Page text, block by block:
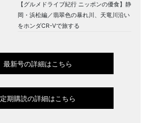
【グルメドライブ紀行 ニッポンの優食】静
岡・浜松編／翡翠色の暴れ川、天竜川沿い
をホンダCR-Vで旅する
最新号の詳細はこちら
定期購読の詳細はこちら